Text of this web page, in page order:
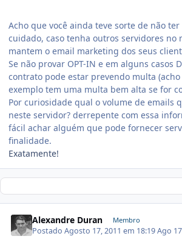
Acho que você ainda teve sorte de não
cuidado, caso tenha outros servidores no
mantem o email marketing dos seus
Se não provar OPT-IN e em alguns casos
contrato pode estar prevendo multa
exemplo tem uma multa bem alta se for
Por curiosidade qual o volume de emails
neste servidor? derrepente com essa
fácil achar alguém que pode fornecer
finalidade.
Exatamente!
Alexandre Duran Membro
PostadoAgosto 17, 2011 em 18:19Ago